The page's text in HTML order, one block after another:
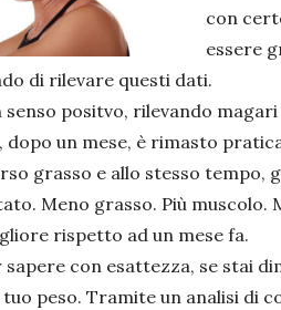
con
essere
di rilevare questi dati.
senso positvo, rilevando
dopo un mese, è rimasto
grasso e allo stesso
Meno grasso. Più
rispetto ad un mese fa.
sapere con esattezza, se stai
peso. Tramite un analisi di